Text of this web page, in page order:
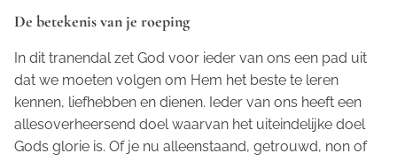
De betekenis van je roeping
In dit tranendal zet God voor ieder van ons een pad uit
dat we moeten volgen om Hem het beste te leren
kennen, liefhebben en dienen. Ieder van ons heeft een
allesoverheersend doel waarvan het uiteindelijke doel
Gods glorie is. Of je nu alleenstaand, getrouwd, non of